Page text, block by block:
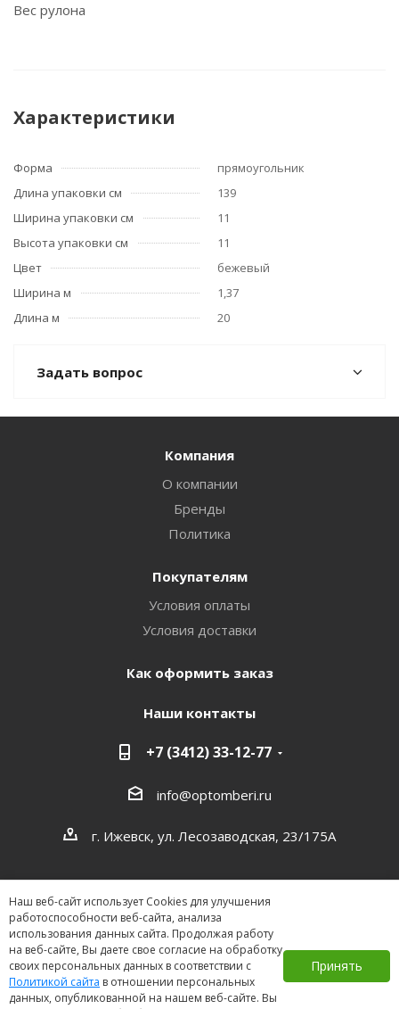
Вес рулона
Характеристики
Форма
прямоугольник
Длина упаковки см
139
Ширина упаковки см
11
Высота упаковки см
11
Цвет
бежевый
Ширина м
1,37
Длина м
20
Задать вопрос
Наш веб-сайт использует Cookies для улучшения
работоспособности веб-сайта, анализа
использования данных сайта. Продолжая работу
на веб-сайте, Вы даете свое согласие на обработку
своих персональных данных в соответствии с
Политикой сайта в отношении персональных
данных, опубликованной на нашем веб-сайте. Вы
Принять
Компания
О компании
Бренды
Политика
Покупателям
Условия оплаты
Условия доставки
Как оформить заказ
Наши контакты
+7 (3412) 33-12-77
info@optomberi.ru
г. Ижевск, ул. Лесозаводская, 23/175А
2026 ©